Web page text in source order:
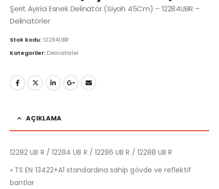
Şerit Ayirici Esnek Delinatör (Siyah 45Cm) – 12284UBR –
Delinatörler
Stok kodu: 12284UBR
Kategoriler: Delinatörler
AÇIKLAMA
12282 UB R / 12284 UB R / 12286 UB R / 12288 UB R
» TS EN 13422+A1 standardına sahip gövde ve reflektif
bantlar